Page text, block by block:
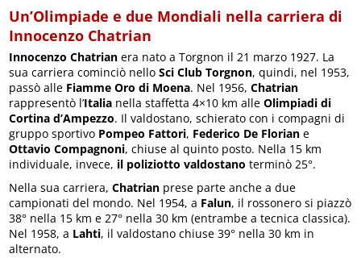
Un’Olimpiade e due Mondiali nella carriera di
Innocenzo Chatrian
Innocenzo Chatrian era nato a Torgnon il 21 marzo 1927. La
sua carriera cominciò nelloSci Club Torgnon, quindi, nel 1953,
passò alle Fiamme Oro di Moena. Nel 1956,Chatrian
rappresentò l’Italia nella staffetta 4×10 km alleOlimpiadi di
Cortina d’Ampezzo. Il valdostano, schierato con i compagni di
gruppo sportivo Pompeo Fattori, Federico De Florian e
Ottavio Compagnoni, chiuse al quinto posto. Nella 15 km
individuale, invece, il poliziotto valdostano terminò 25°.
Nella sua carriera,Chatrian prese parte anche a due
campionati del mondo. Nel 1954, a Falun, il rossonero si piazzò
38° nella 15 km e 27° nella 30 km (entrambe a tecnica classica).
Nel 1958, a Lahti, il valdostano chiuse 39° nella 30 km in
alternato.